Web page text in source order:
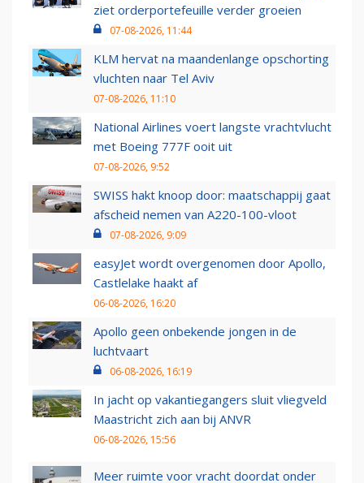
ziet orderportefeuille verder groeien
07-08-2026, 11:44
KLM hervat na maandenlange opschorting
vluchten naar Tel Aviv
07-08-2026, 11:10
National Airlines voert langste vrachtvlucht
met Boeing 777F ooit uit
07-08-2026, 9:52
SWISS hakt knoop door: maatschappij gaat
afscheid nemen van A220-100-vloot
07-08-2026, 9:09
easyJet wordt overgenomen door Apollo,
Castlelake haakt af
06-08-2026, 16:20
Apollo geen onbekende jongen in de
luchtvaart
06-08-2026, 16:19
In jacht op vakantiegangers sluit vliegveld
Maastricht zich aan bij ANVR
06-08-2026, 15:56
Meer ruimte voor vracht doordat onder